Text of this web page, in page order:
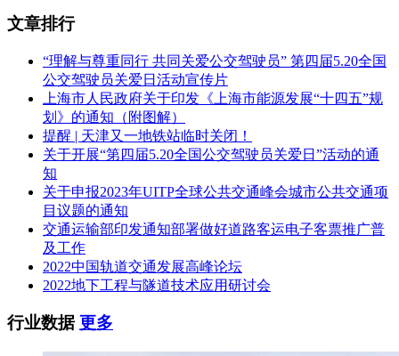
文章排行
“理解与尊重同行 共同关爱公交驾驶员” 第四届5.20全国
公交驾驶员关爱日活动宣传片
上海市人民政府关于印发《上海市能源发展“十四五”规
划》的通知（附图解）
提醒 | 天津又一地铁站临时关闭！
关于开展“第四届5.20全国公交驾驶员关爱日”活动的通
知
关于申报2023年UITP全球公共交通峰会城市公共交通项
目议题的通知
交通运输部印发通知部署做好道路客运电子客票推广普
及工作
2022中国轨道交通发展高峰论坛
2022地下工程与隧道技术应用研讨会
行业数据更多